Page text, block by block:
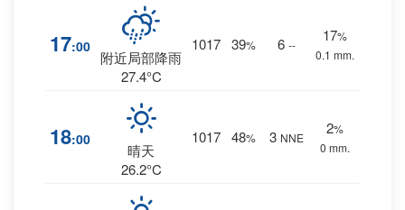
17:00
附近局部降雨
27.4°C
1017 39% 6 --
17%
0.1 mm.
18:00
晴天
26.2°C
1017 48% 3 NNE
2%
0 mm.